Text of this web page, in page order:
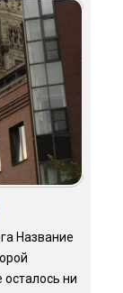
Название
ни